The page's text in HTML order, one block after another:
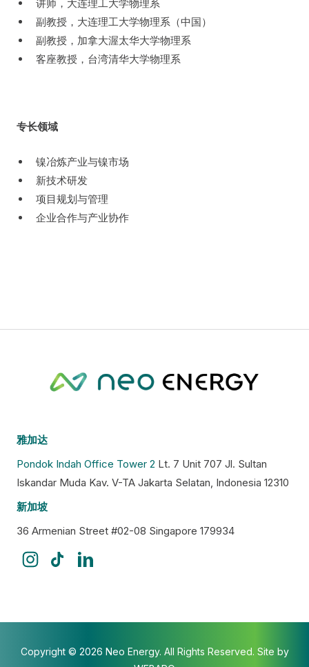
讲师，大连理工大学物理系
副教授，大连理工大学物理系（中国）
副教授，加拿大渥太华大学物理系
客座教授，台湾清华大学物理系
专长领域
镍冶炼产业与镍市场
新技术研发
项目规划与管理
企业合作与产业协作
雅加达
Pondok Indah Office Tower 2 Lt. 7 Unit 707 Jl. Sultan
Iskandar Muda Kav. V-TA Jakarta Selatan, Indonesia 12310
新加坡
36 Armenian Street #02-08 Singapore 179934
Copyright © 2026 Neo Energy. All Rights Reserved. Site by